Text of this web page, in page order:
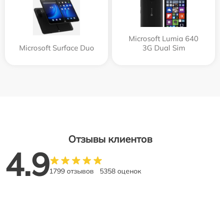
Microsoft Surface Duo
Microsoft Lumia 640
3G Dual Sim
Отзывы клиентов
4.91799 отзывов 5358 оценок